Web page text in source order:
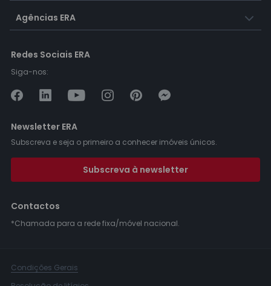
Agências ERA
Redes Sociais ERA
Siga-nos:
Newsletter ERA
Subscreva e seja o primeiro a conhecer imóveis únicos.
Subscreva à newsletter
Contactos
*Chamada para a rede fixa/móvel nacional.
Condições Gerais